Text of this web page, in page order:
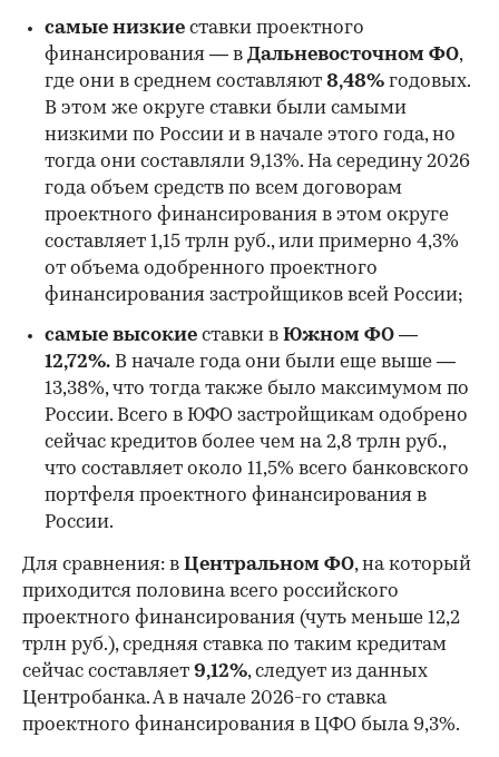
самые низкие ставки проектного
финансирования — в Дальневосточном ФО,
где они в среднем составляют 8,48% годовых.
В этом же округе ставки были самыми
низкими по России и в начале этого года, но
тогда они составляли 9,13%. На середину 2026
года объем средств по всем договорам
проектного финансирования в этом округе
составляет 1,15 трлн руб., или примерно 4,3%
от объема одобренного проектного
финансирования застройщиков всей России;
самые высокие ставки в Южном ФО —
12,72%. В начале года они были еще выше —
13,38%, что тогда также было максимумом по
России. Всего в ЮФО застройщикам одобрено
сейчас кредитов более чем на 2,8 трлн руб.,
что составляет около 11,5% всего банковского
портфеля проектного финансирования в
России.
Для сравнения: в Центральном ФО, на который
приходится половина всего российского
проектного финансирования (чуть меньше 12,2
трлн руб.), средняя ставка по таким кредитам
сейчас составляет 9,12%, следует из данных
Центробанка. А в начале 2026-го ставка
проектного финансирования в ЦФО была 9,3%.